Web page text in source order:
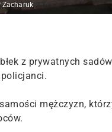
Zacharuk
z prywatnych
mężczyzn,